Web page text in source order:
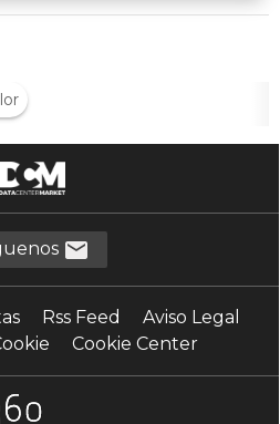
Rss Feed
Aviso Legal
Cookie Center